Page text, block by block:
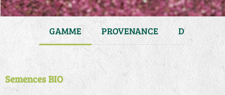
GAMME PROVENANCE DURÉE DE
Semences BIO